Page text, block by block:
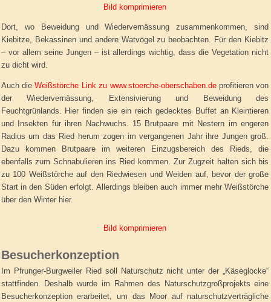
Bild komprimieren
Dort, wo Beweidung und Wiedervernässung zusammenkommen, sind
Kiebitze, Bekassinen und andere Watvögel zu beobachten. Für den Kiebitz
– vor allem seine Jungen – ist allerdings wichtig, dass die Vegetation nicht
zu dicht wird.
Auch dieWeißstörche Link zu www.stoerche-oberschaben.deprofitieren von
der Wiedervernässung, Extensivierung und Beweidung des
Feuchtgrünlands. Hier finden sie ein reich gedecktes Buffet an Kleintieren
und Insekten für ihren Nachwuchs. 15 Brutpaare mit Nestern im engeren
Radius um das Ried herum zogen im vergangenen Jahr ihre Jungen groß.
Dazu kommen Brutpaare im weiteren Einzugsbereich des Rieds, die
ebenfalls zum Schnabulieren ins Ried kommen. Zur Zugzeit halten sich bis
zu 100 Weißstörche auf den Riedwiesen und Weiden auf, bevor der große
Start in den Süden erfolgt. Allerdings bleiben auch immer mehr Weißstörche
über den Winter hier.
Bild komprimieren
Besucherkonzeption
Im Pfrunger-Burgweiler Ried soll Naturschutz nicht unter der „Käseglocke“
stattfinden. Deshalb wurde im Rahmen des Naturschutzgroßprojekts eine
Besucherkonzeption erarbeitet, um das Moor auf naturschutzverträgliche